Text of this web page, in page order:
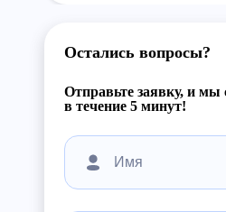
Остались вопросы?
Отправьте заявку, и
в течение 5 минут!